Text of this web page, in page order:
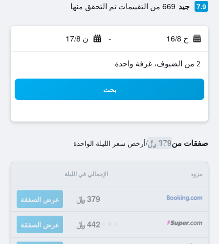
7.9 جيد 669 من التقييمات تم التحقق منها
ح 16/8 - ن 17/8
2 من الضيوف، غرفة واحدة
بحث
صفقات من379 ﷼ /أرخص سعر الليلة الواحدة
مزود الإجمالي في الليلة
379 ﷼ عرض الصفقة
442 ﷼ عرض الصفقة